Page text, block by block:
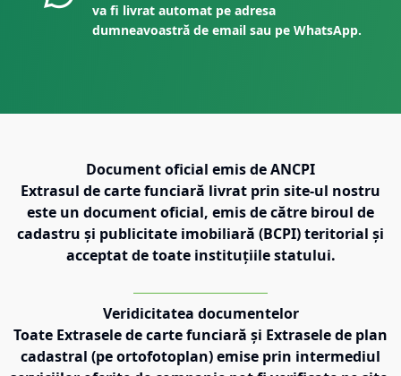
va fi livrat automat pe adresa
dumneavoastră de email sau pe WhatsApp.
Document oficial emis de ANCPI
Extrasul de carte funciară livrat prin site-ul nostru
este un document oficial, emis de către biroul de
cadastru și publicitate imobiliară (BCPI) teritorial și
acceptat de toate instituțiile statului.
Veridicitatea documentelor
Toate Extrasele de carte funciară și Extrasele de plan
cadastral (pe ortofotoplan) emise prin intermediul